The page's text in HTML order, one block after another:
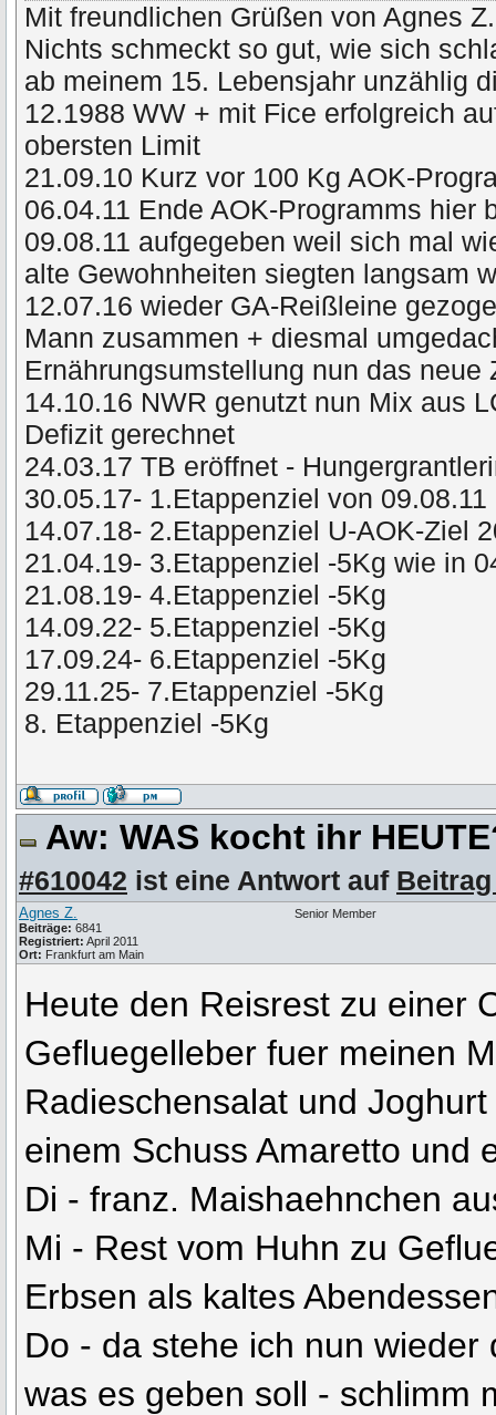
Mit freundlichen Grüßen von Agnes Z.
Nichts schmeckt so gut, wie sich
ab meinem 15. Lebensjahr unzählig
12.1988 WW + mit Fice erfolgreich
obersten Limit
21.09.10 Kurz vor 100 Kg AOK-
06.04.11 Ende AOK-Programms hier
09.08.11 aufgegeben weil sich mal
alte Gewohnheiten siegten langsam
12.07.16 wieder GA-Reißleine
Mann zusammen + diesmal
Ernährungsumstellung nun das neue
14.10.16 NWR genutzt nun Mix aus
Defizit gerechnet
24.03.17 TB eröffnet -
30.05.17- 1.Etappenziel von 09.08.11
14.07.18- 2.Etappenziel U-AOK-Ziel
21.04.19- 3.Etappenziel -5Kg wie in
21.08.19- 4.Etappenziel -5Kg
14.09.22- 5.Etappenziel -5Kg
17.09.24- 6.Etappenziel -5Kg
29.11.25- 7.Etappenziel -5Kg
8. Etappenziel -5Kg
Aw: WAS kocht ihr
#610042 ist eine Antwort auf Beitrag
Agnes Z.
Beiträge: 6841
Registriert: April 2011
Ort: Frankfurt am Main
Senior Member
Heute den Reisrest zu einer
Gefluegelleber fuer meinen
Radieschensalat und
einem Schuss Amaretto und
Di - franz. Maishaehnchen
Mi - Rest vom Huhn zu
Erbsen als kaltes
Do - da stehe ich nun wieder
was es geben soll - schlimm